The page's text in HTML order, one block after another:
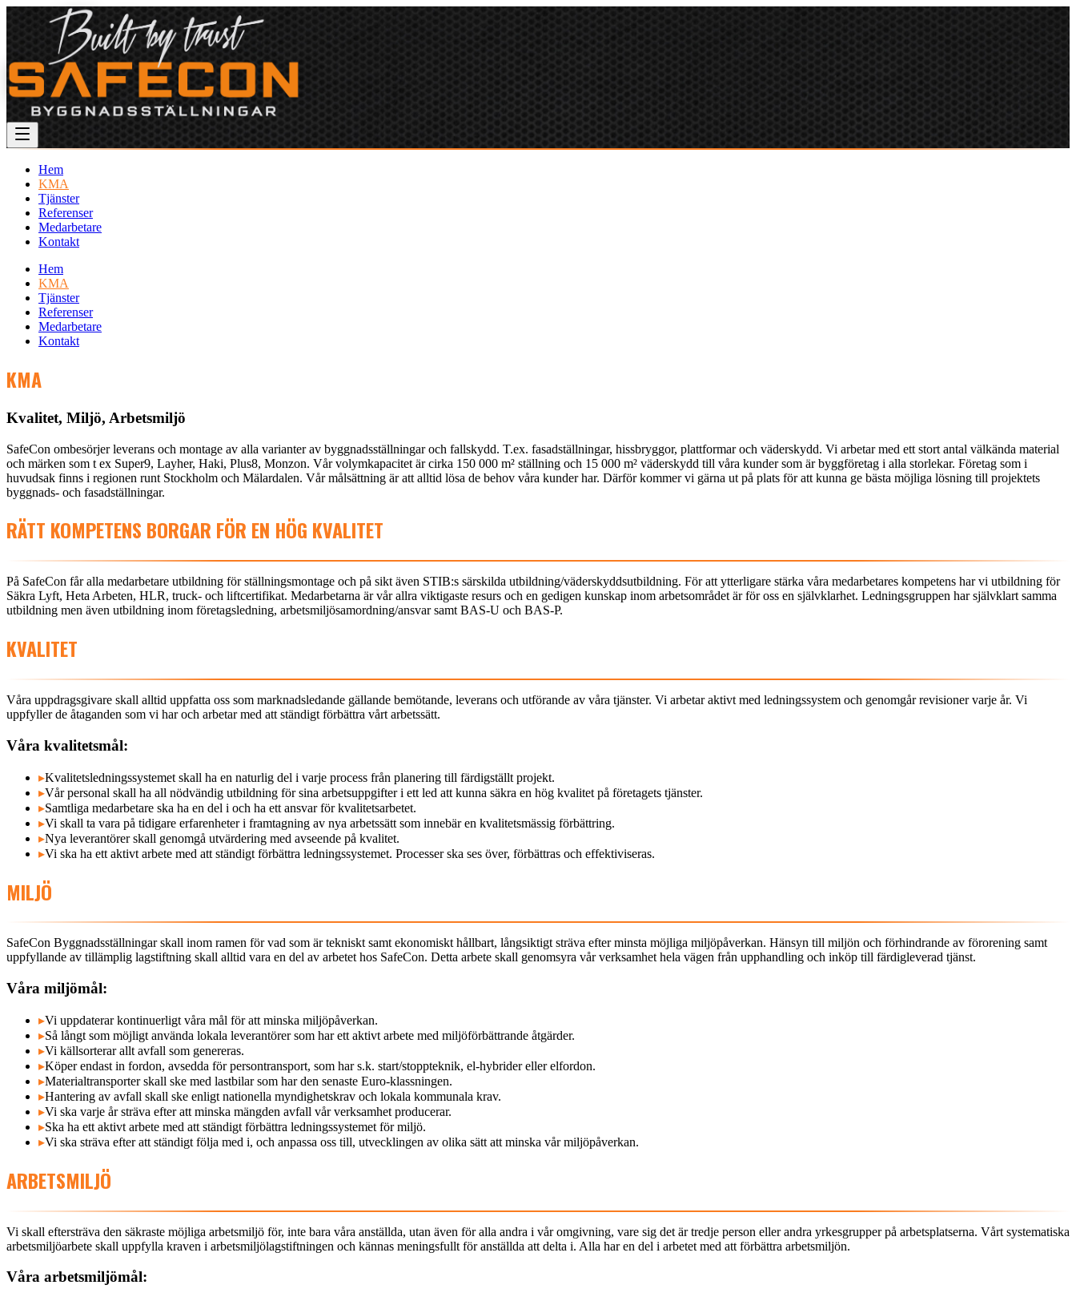
Hem
KMA
Tjänster
Referenser
Medarbetare
Kontakt
Hem
KMA
Tjänster
Referenser
Medarbetare
Kontakt
KMA
Kvalitet, Miljö, Arbetsmiljö
SafeCon ombesörjer leverans och montage av alla varianter av byggnadsställningar och fallskydd. T.ex. fasadställningar, hissbryggor, plattformar och väderskydd. Vi arbetar med ett stort antal välkända material
och märken som t ex Super9, Layher, Haki, Plus8, Monzon. Vår volymkapacitet är cirka 150 000 m² ställning och 15 000 m² väderskydd till våra kunder som är byggföretag i alla storlekar. Företag som i
huvudsak finns i regionen runt Stockholm och Mälardalen. Vår målsättning är att alltid lösa de behov våra kunder har. Därför kommer vi gärna ut på plats för att kunna ge bästa möjliga lösning till projektets
byggnads- och fasadställningar.
RÄTT KOMPETENS BORGAR FÖR EN HÖG KVALITET
På SafeCon får alla medarbetare utbildning för ställningsmontage och på sikt även STIB:s särskilda utbildning/väderskyddsutbildning. För att ytterligare stärka våra medarbetares kompetens har vi utbildning för
Säkra Lyft, Heta Arbeten, HLR, truck- och liftcertifikat. Medarbetarna är vår allra viktigaste resurs och en gedigen kunskap inom arbetsområdet är för oss en självklarhet. Ledningsgruppen har självklart samma
utbildning men även utbildning inom företagsledning, arbetsmiljösamordning/ansvar samt BAS-U och BAS-P.
KVALITET
Våra uppdragsgivare skall alltid uppfatta oss som marknadsledande gällande bemötande, leverans och utförande av våra tjänster. Vi arbetar aktivt med ledningssystem och genomgår revisioner varje år. Vi
uppfyller de åtaganden som vi har och arbetar med att ständigt förbättra vårt arbetssätt.
Våra kvalitetsmål:
▸Kvalitetsledningssystemet skall ha en naturlig del i varje process från planering till färdigställt projekt.
▸Vår personal skall ha all nödvändig utbildning för sina arbetsuppgifter i ett led att kunna säkra en hög kvalitet på företagets tjänster.
▸Samtliga medarbetare ska ha en del i och ha ett ansvar för kvalitetsarbetet.
▸Vi skall ta vara på tidigare erfarenheter i framtagning av nya arbetssätt som innebär en kvalitetsmässig förbättring.
▸Nya leverantörer skall genomgå utvärdering med avseende på kvalitet.
▸Vi ska ha ett aktivt arbete med att ständigt förbättra ledningssystemet. Processer ska ses över, förbättras och effektiviseras.
MILJÖ
SafeCon Byggnadsställningar skall inom ramen för vad som är tekniskt samt ekonomiskt hållbart, långsiktigt sträva efter minsta möjliga miljöpåverkan. Hänsyn till miljön och förhindrande av förorening samt
uppfyllande av tillämplig lagstiftning skall alltid vara en del av arbetet hos SafeCon. Detta arbete skall genomsyra vår verksamhet hela vägen från upphandling och inköp till färdigleverad tjänst.
Våra miljömål:
▸Vi uppdaterar kontinuerligt våra mål för att minska miljöpåverkan.
▸Så långt som möjligt använda lokala leverantörer som har ett aktivt arbete med miljöförbättrande åtgärder.
▸Vi källsorterar allt avfall som genereras.
▸Köper endast in fordon, avsedda för persontransport, som har s.k. start/stoppteknik, el-hybrider eller elfordon.
▸Materialtransporter skall ske med lastbilar som har den senaste Euro-klassningen.
▸Hantering av avfall skall ske enligt nationella myndighetskrav och lokala kommunala krav.
▸Vi ska varje år sträva efter att minska mängden avfall vår verksamhet producerar.
▸Ska ha ett aktivt arbete med att ständigt förbättra ledningssystemet för miljö.
▸Vi ska sträva efter att ständigt följa med i, och anpassa oss till, utvecklingen av olika sätt att minska vår miljöpåverkan.
ARBETSMILJÖ
Vi skall eftersträva den säkraste möjliga arbetsmiljö för, inte bara våra anställda, utan även för alla andra i vår omgivning, vare sig det är tredje person eller andra yrkesgrupper på arbetsplatserna. Vårt systematiska
arbetsmiljöarbete skall uppfylla kraven i arbetsmiljölagstiftningen och kännas meningsfullt för anställda att delta i. Alla har en del i arbetet med att förbättra arbetsmiljön.
Våra arbetsmiljömål: